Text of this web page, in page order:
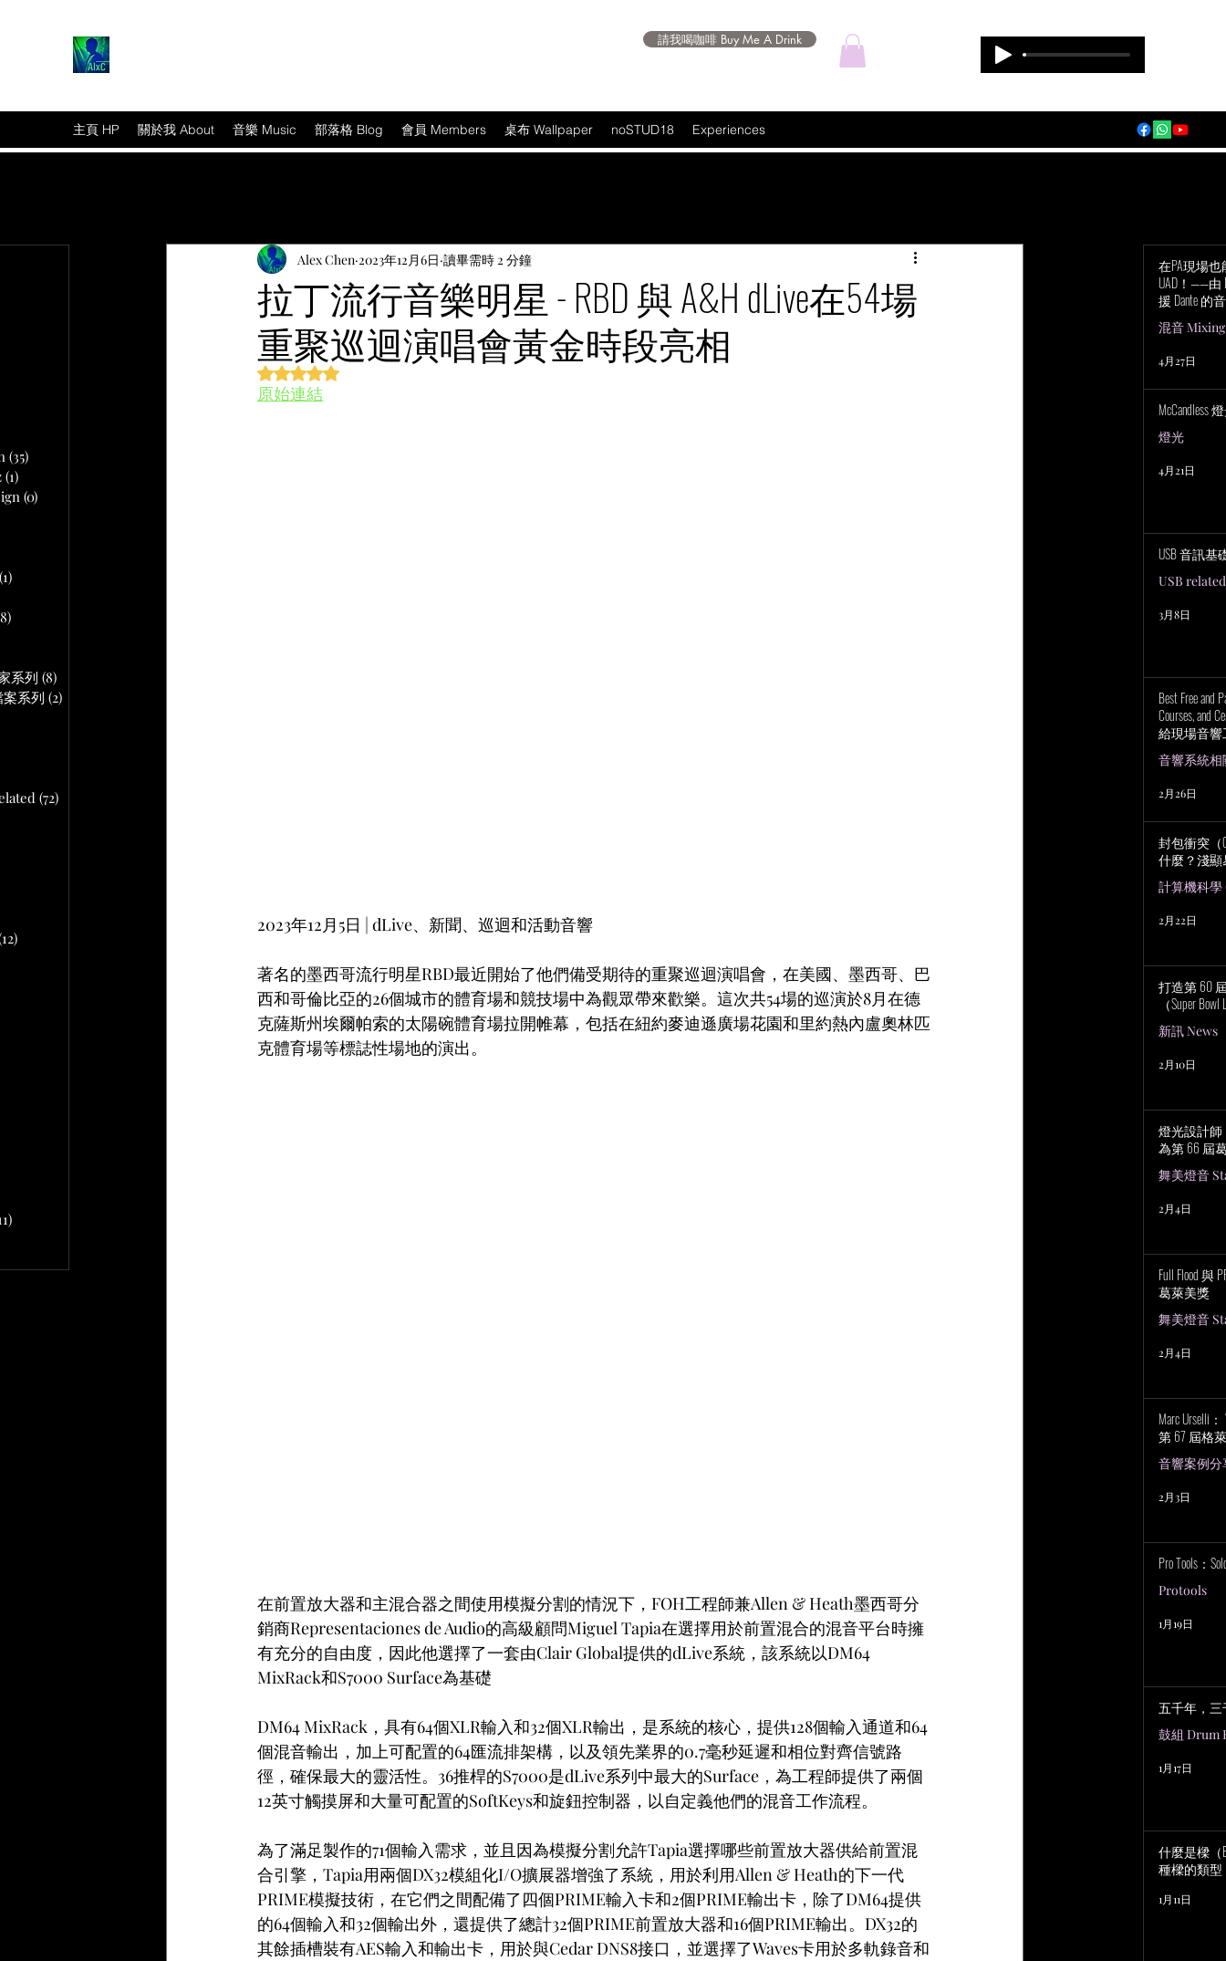
請我喝咖啡 Buy Me A Drink
主頁 HP 關於我 About 音樂 Music 部落格 Blog 會員 Members 桌布 Wallpaper noSTUD18 Experiences
(35)
(1)
(0)
(1)
系列 (8)
系列 (2)
(72)
拉丁流行音樂明星 - RBD 與 A&H dLive在54場
重聚巡迴演唱會黃金時段亮相
Alex Chen 2023年12月6日 讀畢需時 2 分鐘
評等為 NaN（最高為 5 顆星）。
原始連結
2023年12月5日 | dLive、新聞、巡迴和活動音響
著名的墨西哥流行明星RBD最近開始了他們備受期待的重聚巡迴演唱會，在美國、墨西哥、巴
西和哥倫比亞的26個城市的體育場和競技場中為觀眾帶來歡樂。這次共54場的巡演於8月在德
克薩斯州埃爾帕索的太陽碗體育場拉開帷幕，包括在紐約麥迪遜廣場花園和里約熱內盧奧林匹
克體育場等標誌性場地的演出。
在前置放大器和主混合器之間使用模擬分割的情況下，FOH工程師兼Allen & Heath墨西哥分
銷商Representaciones de Audio的高級顧問Miguel Tapia在選擇用於前置混合的混音平台時擁
有充分的自由度，因此他選擇了一套由Clair Global提供的dLive系統，該系統以DM64
MixRack和S7000 Surface為基礎
DM64 MixRack，具有64個XLR輸入和32個XLR輸出，是系統的核心，提供128個輸入通道和64
個混音輸出，加上可配置的64匯流排架構，以及領先業界的0.7毫秒延遲和相位對齊信號路
徑，確保最大的靈活性。36推桿的S7000是dLive系列中最大的Surface，為工程師提供了兩個
12英寸觸摸屏和大量可配置的SoftKeys和旋鈕控制器，以自定義他們的混音工作流程。
為了滿足製作的71個輸入需求，並且因為模擬分割允許Tapia選擇哪些前置放大器供給前置混
合引擎，Tapia用兩個DX32模組化I/O擴展器增強了系統，用於利用Allen & Heath的下一代
PRIME模擬技術，在它們之間配備了四個PRIME輸入卡和2個PRIME輸出卡，除了DM64提供
的64個輸入和32個輸出外，還提供了總計32個PRIME前置放大器和16個PRIME輸出。DX32的
其餘插槽裝有AES輸入和輸出卡，用於與Cedar DNS8接口，並選擇了Waves卡用於多軌錄音和
在PA現場
UAD！——由
援 Dante 的
Audio Apollo
混音 Mixing
4月27日
McCandless
燈光
4月21日
USB 音訊基
USB related
3月8日
Best Free and
Courses, and
給現場音
上培訓研
音響系統相
2月26日
封包衝突（
什麼？淺
計算機科學
2月22日
打造第 60
（Super
新訊 News
2月10日
燈光設計師
為第 66 屆
舞美燈音
2月4日
Full Flood 與
葛萊美獎
舞美燈音
2月4日
Marc Urselli
第 67 屆格
音響案例分
2月3日
Pro Tools：
Protools
1月19日
五千年，
鼓組 Drum
1月17日
什麼是樑（
種樑的類型
1月11日